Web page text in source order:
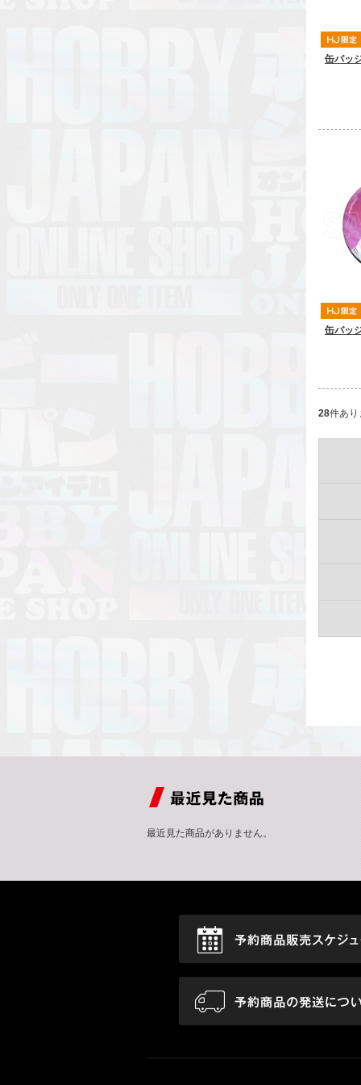
缶バッ
缶バッ
28件あり
最近見た商品がありません。